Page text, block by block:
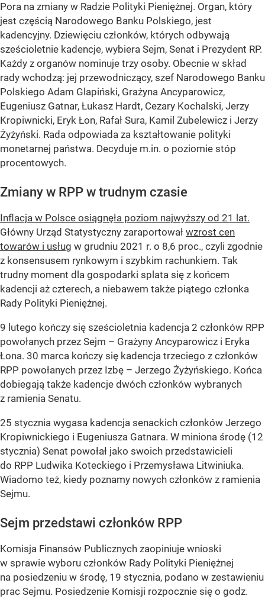
Pora na zmiany w Radzie Polityki Pieniężnej. Organ, który
jest częścią Narodowego Banku Polskiego, jest
kadencyjny. Dziewięciu członków, których odbywają
sześcioletnie kadencje, wybiera Sejm, Senat i Prezydent RP.
Każdy z organów nominuje trzy osoby. Obecnie w skład
rady wchodzą: jej przewodniczący, szef Narodowego Banku
Polskiego Adam Glapiński, Grażyna Ancyparowicz,
Eugeniusz Gatnar, Łukasz Hardt, Cezary Kochalski, Jerzy
Kropiwnicki, Eryk Łon, Rafał Sura, Kamil Zubelewicz i Jerzy
Żyżyński. Rada odpowiada za kształtowanie polityki
monetarnej państwa. Decyduje m.in. o poziomie stóp
procentowych.
Zmiany w RPP w trudnym czasie
Inflacja w Polsce osiągnęła poziom najwyższy od 21 lat.
Główny Urząd Statystyczny zaraportował wzrost cen
towarów i usług w grudniu 2021 r. o 8,6 proc., czyli zgodnie
z konsensusem rynkowym i szybkim rachunkiem. Tak
trudny moment dla gospodarki splata się z końcem
kadencji aż czterech, a niebawem także piątego członka
Rady Polityki Pieniężnej.
9 lutego kończy się sześcioletnia kadencja 2 członków RPP
powołanych przez Sejm – Grażyny Ancyparowicz i Eryka
Łona. 30 marca kończy się kadencja trzeciego z członków
RPP powołanych przez Izbę – Jerzego Żyżyńskiego. Końca
dobiegają także kadencje dwóch członków wybranych
z ramienia Senatu.
25 stycznia wygasa kadencja senackich członków Jerzego
Kropiwnickiego i Eugeniusza Gatnara. W miniona środę (12
stycznia) Senat powołał jako swoich przedstawicieli
do RPP Ludwika Koteckiego i Przemysława Litwiniuka.
Wiadomo też, kiedy poznamy nowych członków z ramienia
Sejmu.
Sejm przedstawi członków RPP
Komisja Finansów Publicznych zaopiniuje wnioski
w sprawie wyboru członków Rady Polityki Pieniężnej
na posiedzeniu w środę, 19 stycznia, podano w zestawieniu
prac Sejmu. Posiedzenie Komisji rozpocznie się o godz.